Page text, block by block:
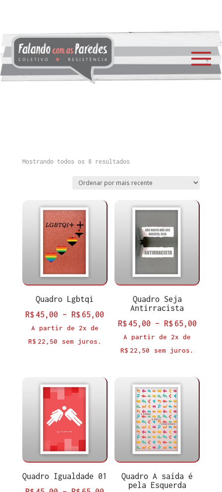
Mostrando todos os 8 resultadosClassificado
recente
Quadro Lgbtqi
R$45,00 – R$ 65,00Faixa
preço:
R$45,00
R$65,00
A partir de 2x de
R$ 22,50 sem juros.
Quadro Seja
Antirracista
R$45,00 – R$ 65,00Faixa
A partir de 2x de
R$ 22,50 sem juros.
Quadro Igualdade 01
Quadro A saída é
pela Esquerda